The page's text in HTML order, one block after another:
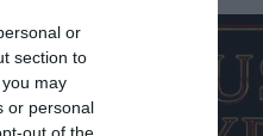
or
section to
may
or personal